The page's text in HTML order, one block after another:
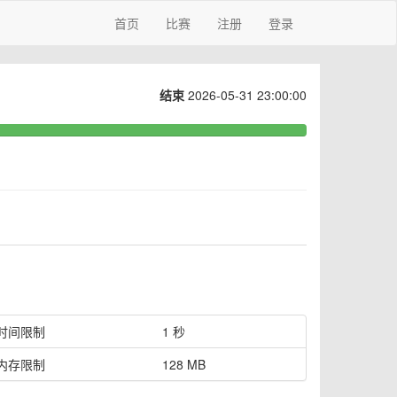
首页 比赛 注册 登录
结束 2026-05-31 23:00:00
间限制
1 秒
存限制
128 MB